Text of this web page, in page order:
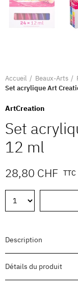
Accueil Beaux-Arts
Set acrylique Art
ArtCreation
Set
12 ml
28,80 CHF TTC
Description
Détails du produit